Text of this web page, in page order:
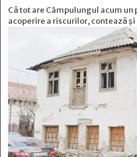
Că tot are Câmpulungul acum
acoperire a riscurilor, contează